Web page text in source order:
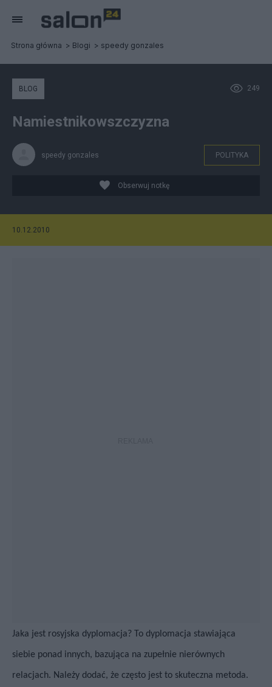
Strona główna Blogi speedy gonzales
249
BLOG
Namiestnikowszczyzna
speedy gonzales POLITYKA
Obserwuj notkę
10.12.2010
Jaka jest rosyjska dyplomacja? To dyplomacja stawiająca
siebie ponad innych, bazująca na zupełnie nierównych
relacjach. Należy dodać, że często jest to skuteczna metoda.